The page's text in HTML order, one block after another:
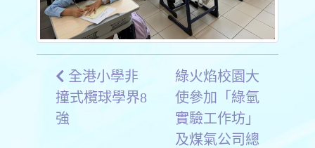
全港小學非
撞式欖球學界8
強
綠火焰校園大
使參加「綠氫
實驗工作坊」
及煤氣公司總